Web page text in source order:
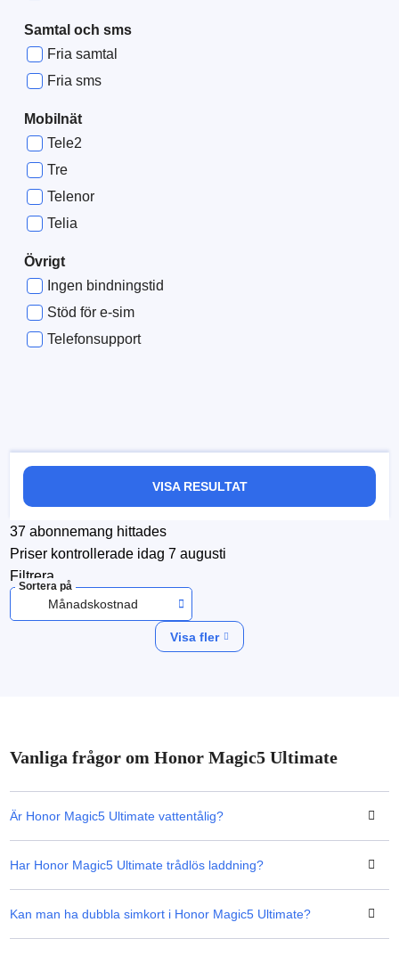
Samtal och sms
Fria samtal
Fria sms
Mobilnät
Tele2
Tre
Telenor
Telia
Övrigt
Ingen bindningstid
Stöd för e-sim
Telefonsupport
VISA RESULTAT
37 abonnemang hittades
Priser kontrollerade idag 7 augusti
Filtrera
Sortera på
Månadskostnad
Visa fler
Vanliga frågor om Honor Magic5 Ultimate
Är Honor Magic5 Ultimate vattentålig?
Har Honor Magic5 Ultimate trådlös laddning?
Kan man ha dubbla simkort i Honor Magic5 Ultimate?